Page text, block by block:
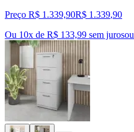
Preço R$ 1.339,90R$ 1.339,90
Ou 10x de R$ 133,99 sem jurosou